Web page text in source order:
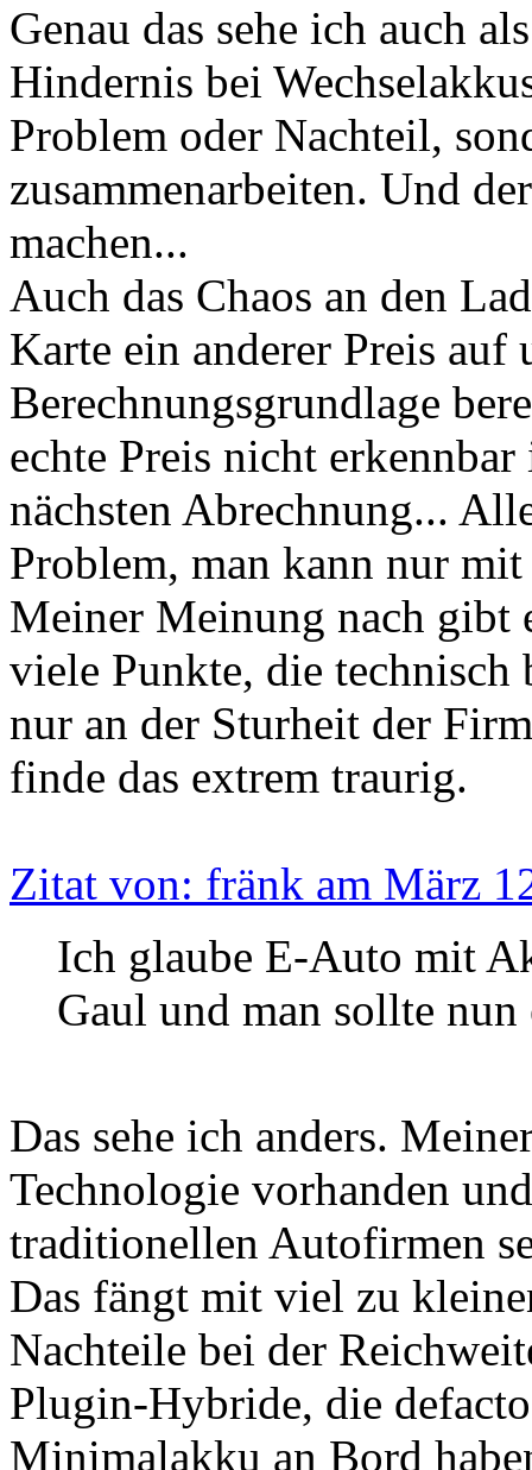
Genau das sehe ich auch
Hindernis bei
Problem oder Nachteil,
zusammenarbeiten. Und
machen...
Auch das Chaos an den
Karte ein anderer Preis auf
Berechnungsgrundlage
echte Preis nicht
nächsten Abrechnung...
Problem, man kann nur
Meiner Meinung nach gibt
viele Punkte, die technisch
nur an der Sturheit der
finde das extrem traurig.
Zitat von: fränk am März
Ich glaube E-Auto mit
Gaul und man sollte
Das sehe ich anders.
Technologie vorhanden
traditionellen Autofirmen
Das fängt mit viel zu
Nachteile bei der
Plugin-Hybride, die
Minimalakku an Bord